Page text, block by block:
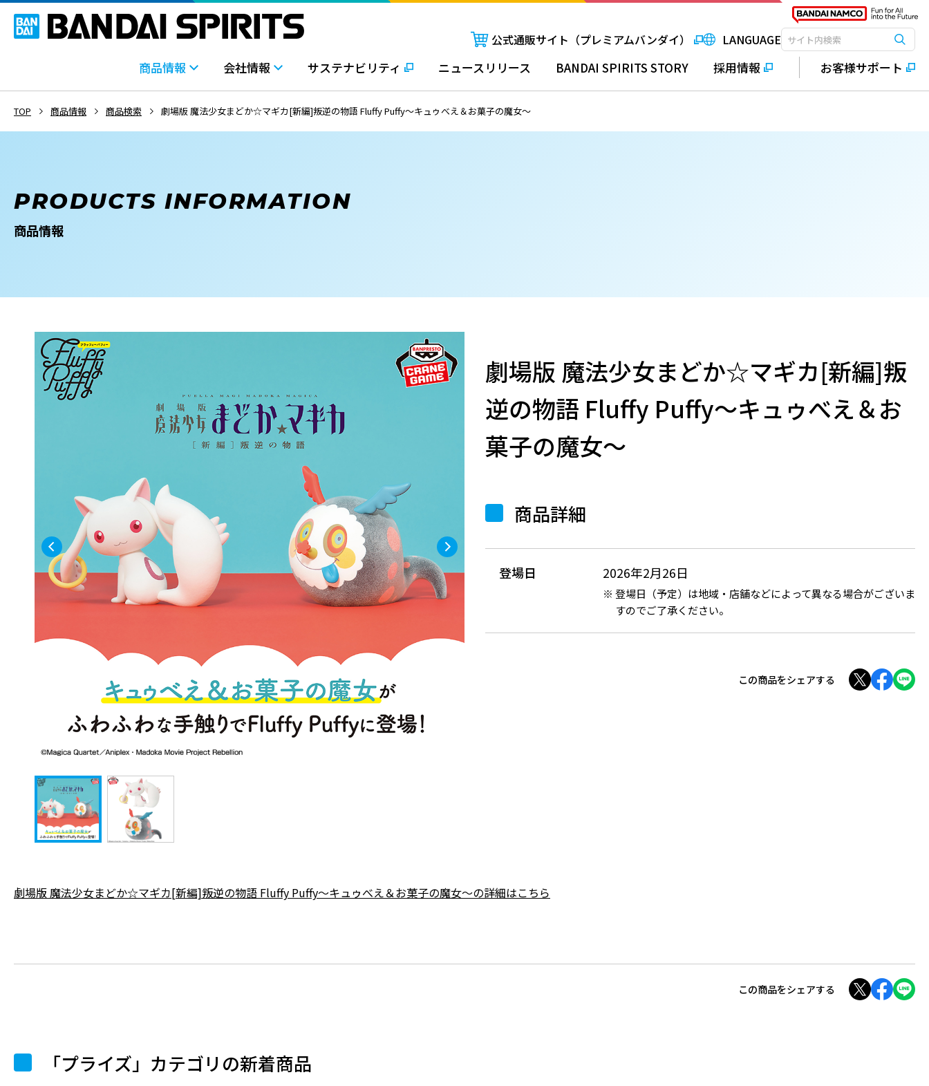
公式通販サイト（プレミアムバンダイ） LANGUAGE検索キーワード入力 検索
商品情報 会社情報 サステナビリティ ニュースリリース BANDAI SPIRITS STORY 採用情報 お客様サポート
TOP 商品情報 商品検索 劇場版 魔法少女まどか☆マギカ[新編]叛逆の物語 Fluffy Puffy～キュゥべえ＆お菓子の魔女～
PRODUCTS INFORMATION
商品情報
劇場版 魔法少女まどか☆マギカ[新編]叛
逆の物語 Fluffy Puffy～キュゥべえ＆お
菓子の魔女～
商品詳細
登場日 2026年2月26日
登場日（予定）は地域・店舗などによって異なる場合がございま
すのでご了承ください。
この商品をシェアする
劇場版 魔法少女まどか☆マギカ[新編]叛逆の物語 Fluffy Puffy～キュゥべえ＆お菓子の魔女～の詳細はこちら
この商品をシェアする
「プライズ」カテゴリの新着商品